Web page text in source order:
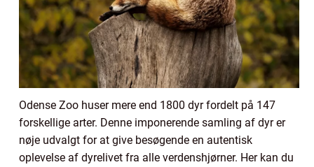
Odense Zoo huser mere end 1800 dyr fordelt på 147
forskellige arter. Denne imponerende samling af dyr er
nøje udvalgt for at give besøgende en autentisk
oplevelse af dyrelivet fra alle verdenshjørner. Her kan du